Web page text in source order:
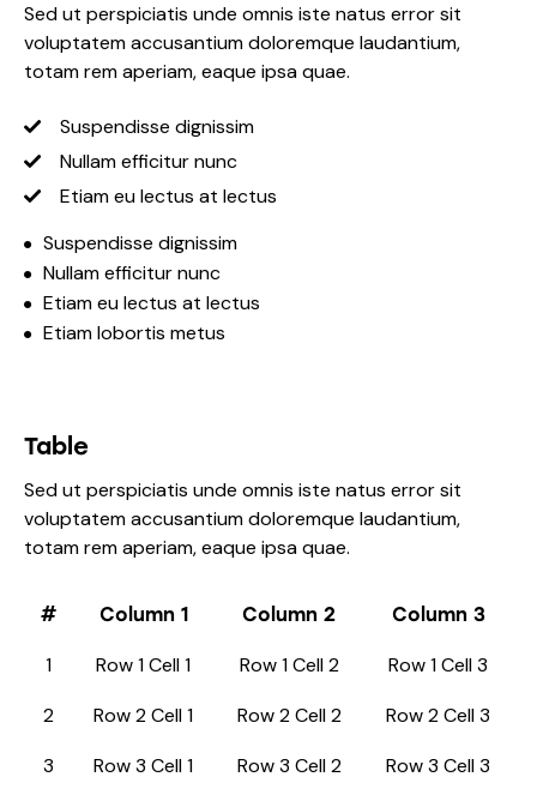
Sed ut perspiciatis unde omnis iste natus error sit
voluptatem accusantium doloremque laudantium,
totam rem aperiam, eaque ipsa quae.
Suspendisse dignissim
Nullam efficitur nunc
Etiam eu lectus at lectus
Suspendisse dignissim
Nullam efficitur nunc
Etiam eu lectus at lectus
Etiam lobortis metus
Table
Sed ut perspiciatis unde omnis iste natus error sit
voluptatem accusantium doloremque laudantium,
totam rem aperiam, eaque ipsa quae.
# Column 1 Column 2 Column 3
1 Row 1 Cell 1 Row 1 Cell 2
Row 1 Cell 3
2
Row 2 Cell 1 Row 2 Cell 2
Row 2 Cell 3
3
Row 3 Cell 1 Row 3 Cell 2 Row 3 Cell 3